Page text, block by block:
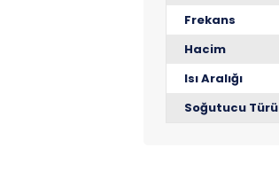
Frekans
Hacim
Isı Aralığı
Soğutucu Türü